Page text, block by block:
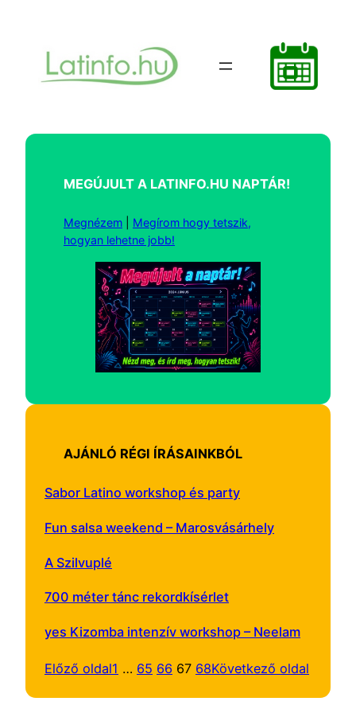
tartalomhoz
MEGÚJULT A LATINFO.HU NAPTÁR!
Megnézem
Megírom hogy tetszik,
hogyan lehetne jobb!
AJÁNLÓ RÉGI ÍRÁSAINKBÓL
Sabor Latino workshop és party
Fun salsa weekend – Marosvásárhely
A Szilvuplé
700 méter tánc rekordkísérlet
yes Kizomba intenzív workshop – Neelam
Előző oldal1 … 65 66 67 68Következő oldal